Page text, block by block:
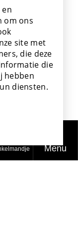
Menu
GERMAN
SPANISH
om ons
site met
die deze
die
hebben
diensten.